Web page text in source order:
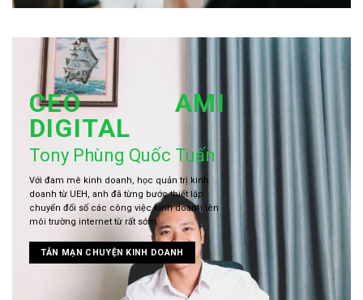
CEO AMI
DIGITAL
Tony Phùng Quốc Tuấn
Với đam mê kinh doanh, học quản trị kinh
doanh từ UEH, anh đã từng bước thiết lập
chuyển đổi số các công việc kinh doanh lên
môi trường internet từ rất sớm.
TẢN MẠN CHUYỆN KINH DOANH